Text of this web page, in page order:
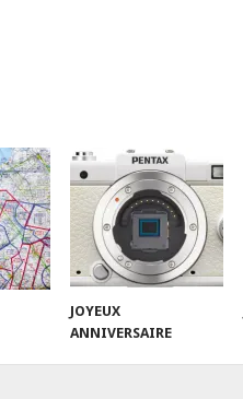
JOYEUX
ANNIVERSAIRE